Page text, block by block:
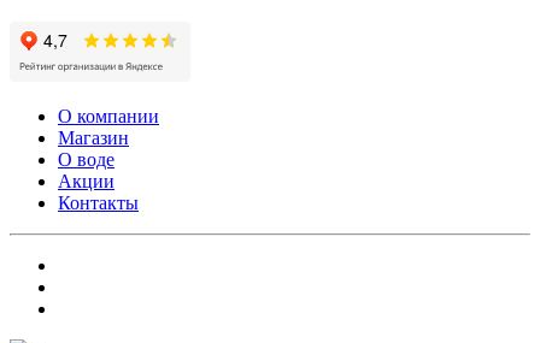
О компании
Магазин
О воде
Акции
Контакты